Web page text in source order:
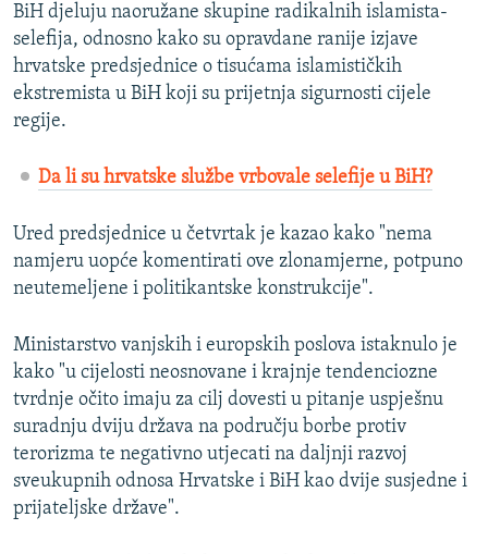
BiH djeluju naoružane skupine radikalnih islamista-
selefija, odnosno kako su opravdane ranije izjave
hrvatske predsjednice o tisućama islamističkih
ekstremista u BiH koji su prijetnja sigurnosti cijele
regije.
Da li su hrvatske službe vrbovale selefije u BiH?
Ured predsjednice u četvrtak je kazao kako "nema
namjeru uopće komentirati ove zlonamjerne, potpuno
neutemeljene i politikantske konstrukcije".
Ministarstvo vanjskih i europskih poslova istaknulo je
kako "u cijelosti neosnovane i krajnje tendenciozne
tvrdnje očito imaju za cilj dovesti u pitanje uspješnu
suradnju dviju država na području borbe protiv
terorizma te negativno utjecati na daljnji razvoj
sveukupnih odnosa Hrvatske i BiH kao dvije susjedne i
prijateljske države".